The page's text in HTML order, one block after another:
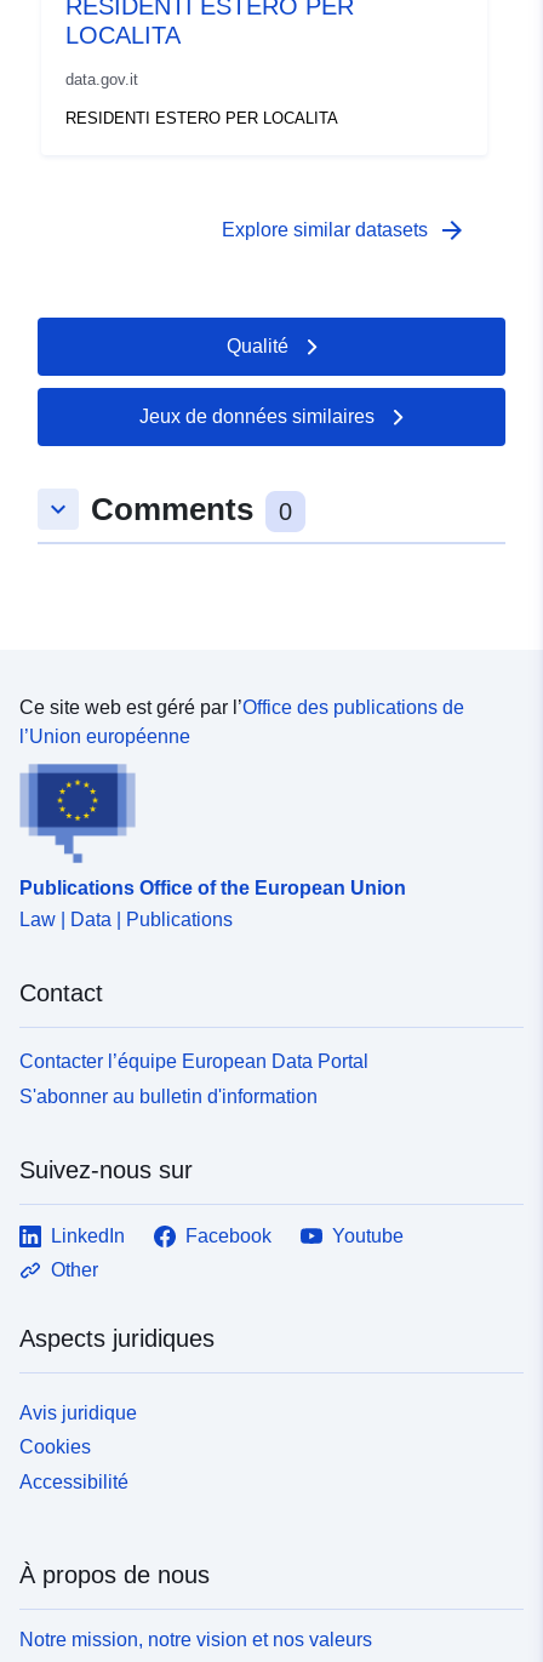
RESIDENTI ESTERO PER
LOCALITA
data.gov.it
RESIDENTI ESTERO PER LOCALITA
Explore similar datasets arrow_forward
Qualité
Jeux de données similaires
keyboard_arrow_down Comments 0
Ce site web est géré par l’Office des publications de
l’Union européenne
Publications Office of the European Union
Law | Data | Publications
Contact
Contacter l’équipe European Data Portal
S'abonner au bulletin d'information
Suivez-nous sur
LinkedIn Facebook
Youtube
Other
Aspects juridiques
Avis juridique
Cookies
Accessibilité
À propos de nous
Notre mission, notre vision et nos valeurs